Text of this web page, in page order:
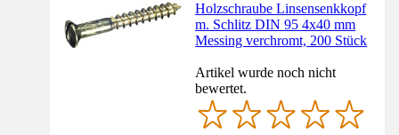
Holzschraube Linsensenkkopf
m. Schlitz DIN 95 4x40 mm
Messing verchromt, 200 Stück
Artikel wurde noch nicht
bewertet.